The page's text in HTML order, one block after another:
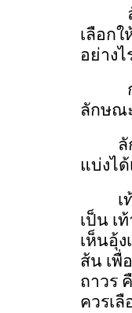
เลือก
อย่างไ
ลักษณ
ลั
แบ่งไ
เ
เป็น เ
เห็นอุ้
ส้น เพื่
ถาวร
ควรเ